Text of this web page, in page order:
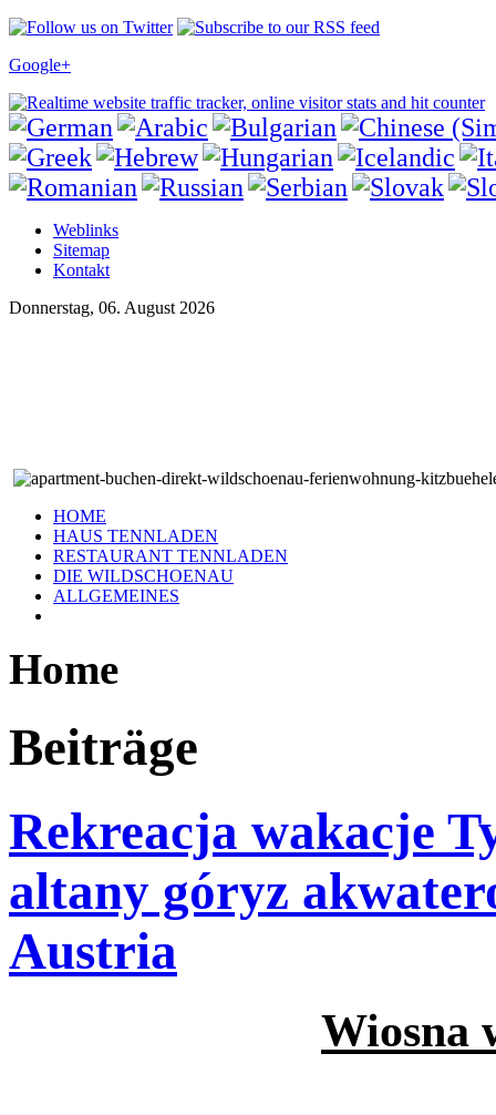
Google+
Weblinks
Sitemap
Kontakt
Donnerstag, 06. August 2026
HOME
HAUS TENNLADEN
RESTAURANT TENNLADEN
DIE WILDSCHOENAU
ALLGEMEINES
Home
Beiträge
Rekreacja wakacje
altany góryz
Austria
Wiosna